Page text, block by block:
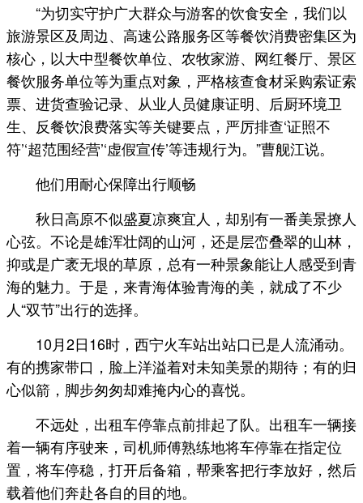
“为切实守护广大群众与游客的饮食安全，我们以
旅游景区及周边、高速公路服务区等餐饮消费密集区为
核心，以大中型餐饮单位、农牧家游、网红餐厅、景区
餐饮服务单位等为重点对象，严格核查食材采购索证索
票、进货查验记录、从业人员健康证明、后厨环境卫
生、反餐饮浪费落实等关键要点，严厉排查‘证照不
符’‘超范围经营’‘虚假宣传’等违规行为。”曹舰江说。
他们用耐心保障出行顺畅
秋日高原不似盛夏凉爽宜人，却别有一番美景撩人
心弦。不论是雄浑壮阔的山河，还是层峦叠翠的山林，
抑或是广袤无垠的草原，总有一种景象能让人感受到青
海的魅力。于是，来青海体验青海的美，就成了不少
人“双节”出行的选择。
10月2日16时，西宁火车站出站口已是人流涌动。
有的携家带口，脸上洋溢着对未知美景的期待；有的归
心似箭，脚步匆匆却难掩内心的喜悦。
不远处，出租车停靠点前排起了队。出租车一辆接
着一辆有序驶来，司机师傅熟练地将车停靠在指定位
置，将车停稳，打开后备箱，帮乘客把行李放好，然后
载着他们奔赴各自的目的地。